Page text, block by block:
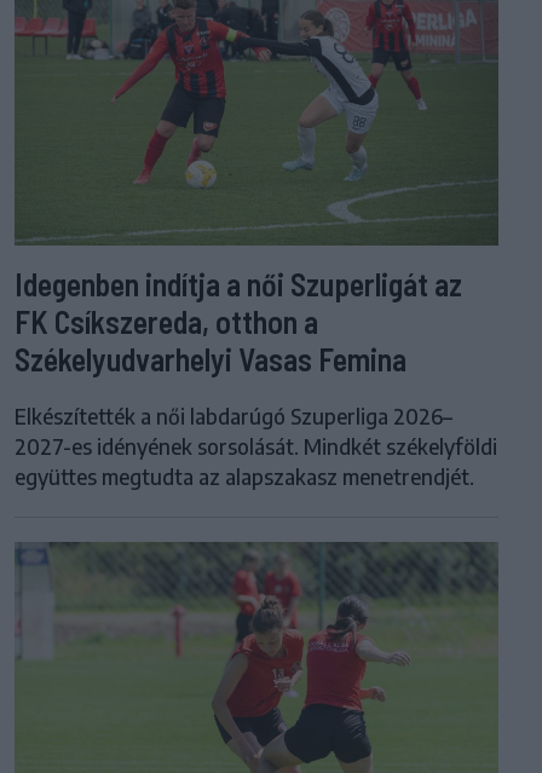
Idegenben indítja a női Szuperligát az
FK Csíkszereda, otthon a
Székelyudvarhelyi Vasas Femina
Elkészítették a női labdarúgó Szuperliga 2026–
2027-es idényének sorsolását. Mindkét székelyföldi
együttes megtudta az alapszakasz menetrendjét.